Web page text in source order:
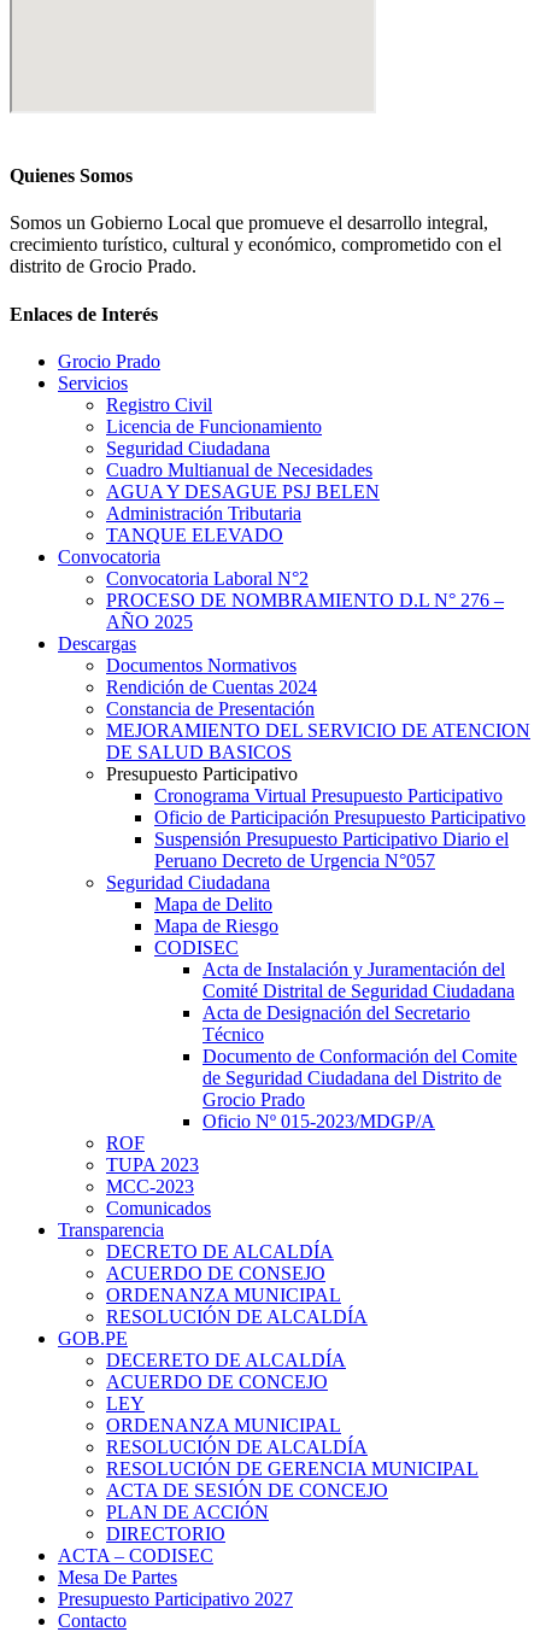
Quienes Somos
Somos un Gobierno Local que promueve el desarrollo integral,
crecimiento turístico, cultural y económico, comprometido con el
distrito de Grocio Prado.
Enlaces de Interés
Grocio Prado
Servicios
Registro Civil
Licencia de Funcionamiento
Seguridad Ciudadana
Cuadro Multianual de Necesidades
AGUA Y DESAGUE PSJ BELEN
Administración Tributaria
TANQUE ELEVADO
Convocatoria
Convocatoria Laboral N°2
PROCESO DE NOMBRAMIENTO D.L N° 276 –
AÑO 2025
Descargas
Documentos Normativos
Rendición de Cuentas 2024
Constancia de Presentación
MEJORAMIENTO DEL SERVICIO DE ATENCION
DE SALUD BASICOS
Presupuesto Participativo
Cronograma Virtual Presupuesto Participativo
Oficio de Participación Presupuesto Participativo
Suspensión Presupuesto Participativo Diario el
Peruano Decreto de Urgencia N°057
Seguridad Ciudadana
Mapa de Delito
Mapa de Riesgo
CODISEC
Acta de Instalación y Juramentación del
Comité Distrital de Seguridad Ciudadana
Acta de Designación del Secretario
Técnico
Documento de Conformación del Comite
de Seguridad Ciudadana del Distrito de
Grocio Prado
Oficio Nº 015-2023/MDGP/A
ROF
TUPA 2023
MCC-2023
Comunicados
Transparencia
DECRETO DE ALCALDÍA
ACUERDO DE CONSEJO
ORDENANZA MUNICIPAL
RESOLUCIÓN DE ALCALDÍA
GOB.PE
DECERETO DE ALCALDÍA
ACUERDO DE CONCEJO
LEY
ORDENANZA MUNICIPAL
RESOLUCIÓN DE ALCALDÍA
RESOLUCIÓN DE GERENCIA MUNICIPAL
ACTA DE SESIÓN DE CONCEJO
PLAN DE ACCIÓN
DIRECTORIO
ACTA – CODISEC
Mesa De Partes
Presupuesto Participativo 2027
Contacto